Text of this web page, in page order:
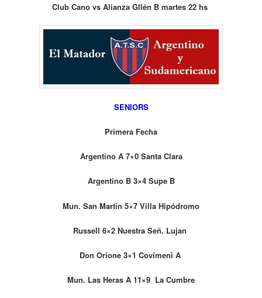
Club Cano vs Alianza Gllén B martes 22 hs
SENIORS
Primera Fecha
Argentino A 7×0 Santa Clara
Argentino B 3×4 Supe B
Mun. San Martín 5×7 Villa Hipódromo
Russell 6×2 Nuestra Señ. Lujan
Don Orione 3×1 Covimeni A
Mun. Las Heras A 11×9 La Cumbre